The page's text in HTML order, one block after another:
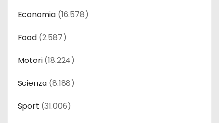
Economia (16.578)
Food (2.587)
Motori (18.224)
Scienza (8.188)
Sport (31.006)